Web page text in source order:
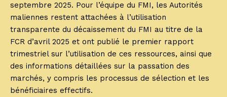
septembre 2025. Pour l’équipe du FMI, les Autorités
maliennes restent attachées à l’utilisation
transparente du décaissement du FMI au titre de la
FCR d’avril 2025 et ont publié le premier rapport
trimestriel sur l’utilisation de ces ressources, ainsi que
des informations détaillées sur la passation des
marchés, y compris les processus de sélection et les
bénéficiaires effectifs.